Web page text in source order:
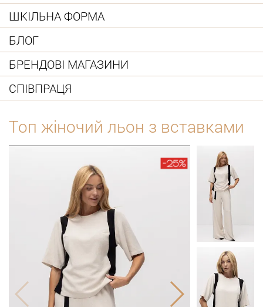
ШКІЛЬНА ФОРМА
БЛОГ
БРЕНДОВІ МАГАЗИНИ
СПІВПРАЦЯ
Топ жіночий льон з вставками